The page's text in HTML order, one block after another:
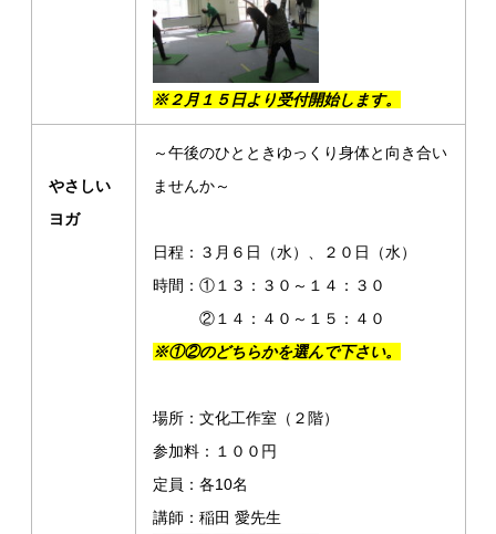
※２月１５日より受付開始します。
やさしい
ヨガ
～午後のひとときゆっくり身体と向き合い
ませんか～
日程：３月６日（水）、２０日（水）
時間：①１３：３０～１４：３０
②１４：４０～１５：４０
※①②のどちらかを選んで下さい。
場所：文化工作室（２階）
参加料：１００円
定員：各10名
講師：稲田 愛先生